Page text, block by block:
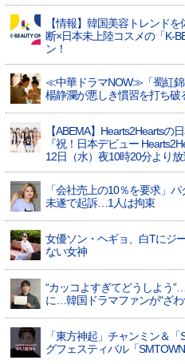
【情報】韓国美容トレンド
断×日本未上陸コスメの「K-
ン！
≪中華ドラマNOW≫「蜀紅錦
楊静瀾が悪しき慣習を打ち破
【ABEMA】Hearts2Heartsの
『祝！日本デビュー
12日（水）夜10時20分より
「会社売上の10％を要求」
未遂で起訴…1人は拘束
女優ソン・ヘギョ、白Tにジ
ない女神
“カッコよすぎてどうしよう
に…韓国ドラマファンが“ざわ
「東方神起」チャンミン＆
グフェスティバル「